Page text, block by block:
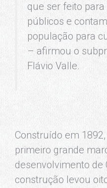
que ser feito
públicos e
população para
– afirmou o
Flávio Valle.
Construído em
primeiro grande
desenvolvimento de
construção levou